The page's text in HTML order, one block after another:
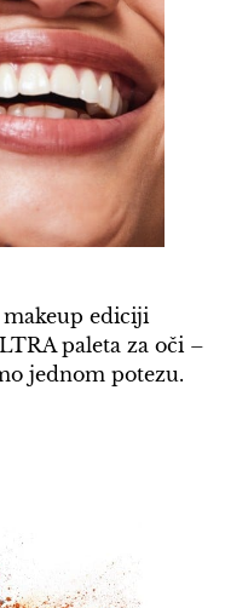
makeup ediciji
paleta za oči –
jednom potezu.